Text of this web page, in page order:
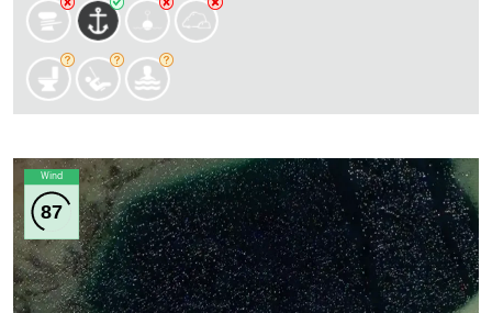
Wind
87